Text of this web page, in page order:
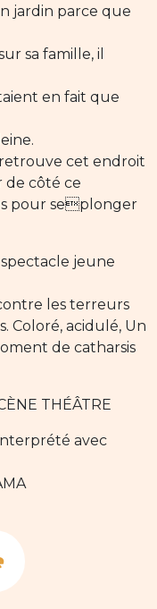
jardin parce que
sa famille, il
en fait que
cet endroit
de côté ce
pour seplonger
jeune
les terreurs
Coloré, acidulé, Un
de catharsis
THÉÂTRE
avec